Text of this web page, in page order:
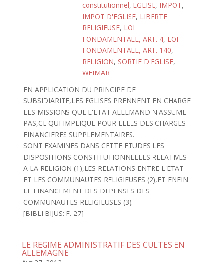
constitutionnel, EGLISE, IMPOT,
IMPOT D'EGLISE, LIBERTE
RELIGIEUSE, LOI
FONDAMENTALE, ART. 4, LOI
FONDAMENTALE, ART. 140,
RELIGION, SORTIE D'EGLISE,
WEIMAR
EN APPLICATION DU PRINCIPE DE
SUBSIDIARITE,LES EGLISES PRENNENT EN CHARGE
LES MISSIONS QUE L'ETAT ALLEMAND N'ASSUME
PAS,CE QUI IMPLIQUE POUR ELLES DES CHARGES
FINANCIERES SUPPLEMENTAIRES.
SONT EXAMINES DANS CETTE ETUDES LES
DISPOSITIONS CONSTITUTIONNELLES RELATIVES
A LA RELIGION (1),LES RELATIONS ENTRE L'ETAT
ET LES COMMUNAUTES RELIGIEUSES (2),ET ENFIN
LE FINANCEMENT DES DEPENSES DES
COMMUNAUTES RELIGIEUSES (3).
[BIBLI BIJUS: F. 27]
LE REGIME ADMINISTRATIF DES CULTES EN
ALLEMAGNE